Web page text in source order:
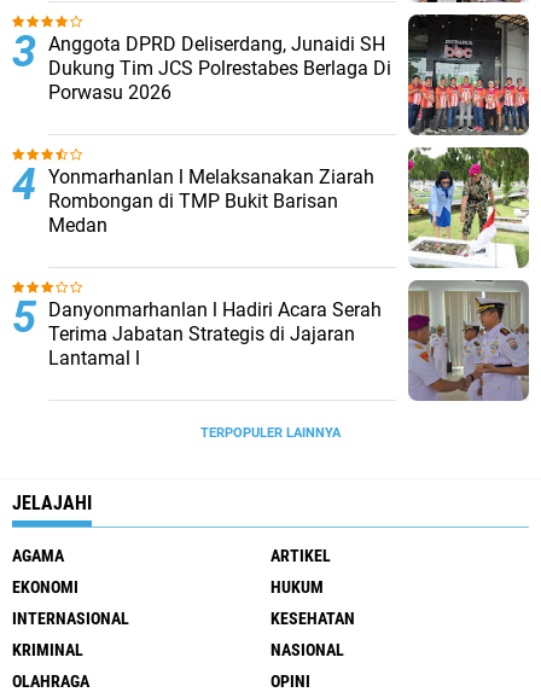
Anggota DPRD Deliserdang, Junaidi SH
Dukung Tim JCS Polrestabes Berlaga Di
Porwasu 2026
Yonmarhanlan l Melaksanakan Ziarah
Rombongan di TMP Bukit Barisan
Medan
Danyonmarhanlan l Hadiri Acara Serah
Terima Jabatan Strategis di Jajaran
Lantamal l
TERPOPULER LAINNYA
JELAJAHI
AGAMA
ARTIKEL
EKONOMI
HUKUM
INTERNASIONAL
KESEHATAN
KRIMINAL
NASIONAL
OLAHRAGA
OPINI